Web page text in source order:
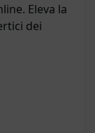
Eleva la
dei